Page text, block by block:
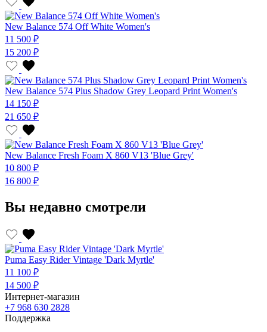
New Balance 574 Off White Women's
11 500 ₽
15 200 ₽
New Balance 574 Plus Shadow Grey Leopard Print Women's
14 150 ₽
21 650 ₽
New Balance Fresh Foam X 860 V13 'Blue Grey'
10 800 ₽
16 800 ₽
Вы недавно смотрели
Puma Easy Rider Vintage 'Dark Myrtle'
11 100 ₽
14 500 ₽
Интернет-магазин
+7 968 630 2828
Поддержка